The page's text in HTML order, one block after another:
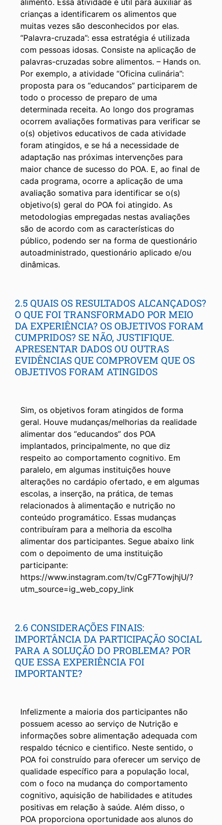
alimento. Essa atividade é útil para auxiliar as
crianças a identificarem os alimentos que
muitas vezes são desconhecidos por elas.
“Palavra-cruzada”: essa estratégia é utilizada
com pessoas idosas. Consiste na aplicação de
palavras-cruzadas sobre alimentos. – Hands on.
Por exemplo, a atividade “Oficina culinária”:
proposta para os “educandos” participarem de
todo o processo de preparo de uma
determinada receita. Ao longo dos programas
ocorrem avaliações formativas para verificar se
o(s) objetivos educativos de cada atividade
foram atingidos, e se há a necessidade de
adaptação nas próximas intervenções para
maior chance de sucesso do POA. E, ao final de
cada programa, ocorre a aplicação de uma
avaliação somativa para identificar se o(s)
objetivo(s) geral do POA foi atingido. As
metodologias empregadas nestas avaliações
são de acordo com as características do
público, podendo ser na forma de questionário
autoadministrado, questionário aplicado e/ou
dinâmicas.
2.5 QUAIS OS RESULTADOS ALCANÇADOS?
O QUE FOI TRANSFORMADO POR MEIO
DA EXPERIÊNCIA? OS OBJETIVOS FORAM
CUMPRIDOS? SE NÃO, JUSTIFIQUE.
APRESENTAR DADOS OU OUTRAS
EVIDÊNCIAS QUE COMPROVEM QUE OS
OBJETIVOS FORAM ATINGIDOS
Sim, os objetivos foram atingidos de forma
geral. Houve mudanças/melhorias da realidade
alimentar dos “educandos” dos POA
implantados, principalmente, no que diz
respeito ao comportamento cognitivo. Em
paralelo, em algumas instituições houve
alterações no cardápio ofertado, e em algumas
escolas, a inserção, na prática, de temas
relacionados à alimentação e nutrição no
conteúdo programático. Essas mudanças
contribuíram para a melhoria da escolha
alimentar dos participantes. Segue abaixo link
com o depoimento de uma instituição
participante:
https://www.instagram.com/tv/CgF7TowjhjU/?
utm_source=ig_web_copy_link
2.6 CONSIDERAÇÕES FINAIS:
IMPORTÂNCIA DA PARTICIPAÇÃO SOCIAL
PARA A SOLUÇÃO DO PROBLEMA? POR
QUE ESSA EXPERIÊNCIA FOI
IMPORTANTE?
Infelizmente a maioria dos participantes não
possuem acesso ao serviço de Nutrição e
informações sobre alimentação adequada com
respaldo técnico e cientifico. Neste sentido, o
POA foi construído para oferecer um serviço de
qualidade específico para a população local,
com o foco na mudança do comportamento
cognitivo, aquisição de habilidades e atitudes
positivas em relação à saúde. Além disso, o
POA proporciona oportunidade aos alunos do